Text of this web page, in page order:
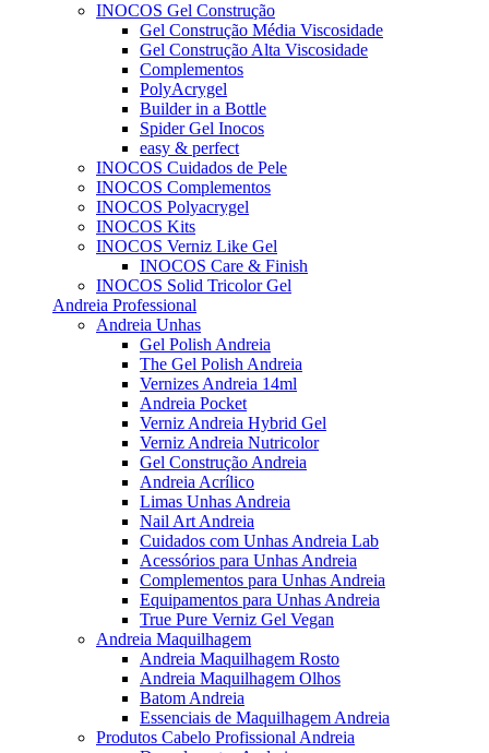
INOCOS Gel Construção
Gel Construção Média Viscosidade
Gel Construção Alta Viscosidade
Complementos
PolyAcrygel
Builder in a Bottle
Spider Gel Inocos
easy & perfect
INOCOS Cuidados de Pele
INOCOS Complementos
INOCOS Polyacrygel
INOCOS Kits
INOCOS Verniz Like Gel
INOCOS Care & Finish
INOCOS Solid Tricolor Gel
Andreia Professional
Andreia Unhas
Gel Polish Andreia
The Gel Polish Andreia
Vernizes Andreia 14ml
Andreia Pocket
Verniz Andreia Hybrid Gel
Verniz Andreia Nutricolor
Gel Construção Andreia
Andreia Acrílico
Limas Unhas Andreia
Nail Art Andreia
Cuidados com Unhas Andreia Lab
Acessórios para Unhas Andreia
Complementos para Unhas Andreia
Equipamentos para Unhas Andreia
True Pure Verniz Gel Vegan
Andreia Maquilhagem
Andreia Maquilhagem Rosto
Andreia Maquilhagem Olhos
Batom Andreia
Essenciais de Maquilhagem Andreia
Produtos Cabelo Profissional Andreia